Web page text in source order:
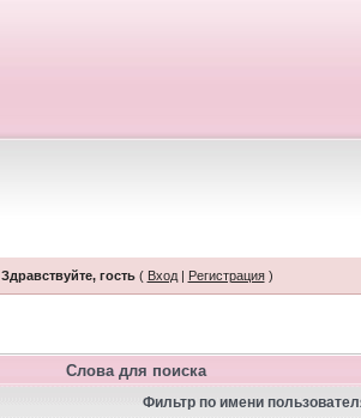
Здравствуйте, гость( Вход| Регистрация)
Слова для поиска
Фильтр по имени